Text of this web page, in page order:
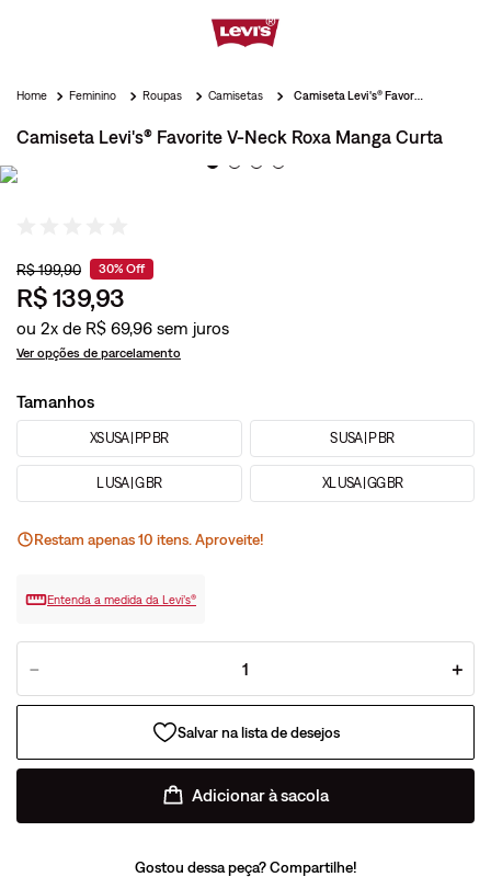
Feminino Roupas Camisetas
Camiseta Levi's® Favorite V-Neck Roxa Manga Curta
R$199,90 30% Off
R$139,93
ou 2x de R$ 69,96
Ver opções de parcelamento
Tamanhos
XS USA | PP BR S USA | P BR
L USA | G BR XL USA | GG BR
Restam apenas10 itens. Aproveite!
Entenda a medida da Levi’s®
＋
－
Adicionar à sacola
Gostou dessa peça? Compartilhe!